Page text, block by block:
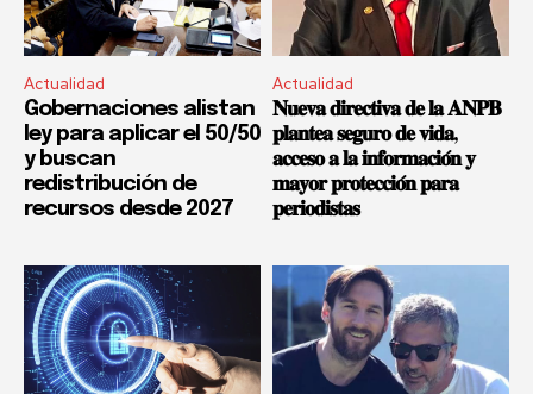
Actualidad
Gobernaciones alistan
ley para aplicar el 50/50
y buscan
redistribución de
recursos desde 2027
Actualidad
𝐍𝐮𝐞𝐯𝐚 𝐝𝐢𝐫𝐞𝐜𝐭𝐢𝐯𝐚 𝐝𝐞 𝐥𝐚 𝐀𝐍𝐏𝐁
𝐩𝐥𝐚𝐧𝐭𝐞𝐚 𝐬𝐞𝐠𝐮𝐫𝐨 𝐝𝐞 𝐯𝐢𝐝𝐚,
𝐚𝐜𝐜𝐞𝐬𝐨 𝐚 𝐥𝐚 𝐢𝐧𝐟𝐨𝐫𝐦𝐚𝐜𝐢𝐨́𝐧 𝐲
𝐦𝐚𝐲𝐨𝐫 𝐩𝐫𝐨𝐭𝐞𝐜𝐜𝐢𝐨́𝐧 𝐩𝐚𝐫𝐚
𝐩𝐞𝐫𝐢𝐨𝐝𝐢𝐬𝐭𝐚𝐬